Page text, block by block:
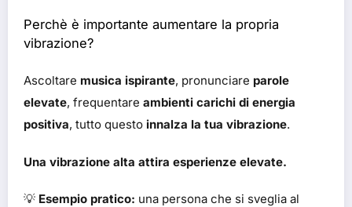
Perchè è importante aumentare la propria
vibrazione?
Ascoltare musica ispirante, pronunciare parole
elevate, frequentare ambienti carichi di energia
positiva, tutto questo innalza la tua vibrazione.
Una vibrazione alta attira esperienze elevate.
💡 Esempio pratico: una persona che si sveglia al